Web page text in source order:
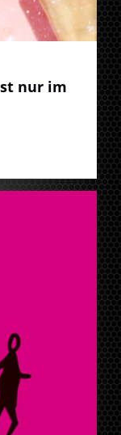
nur im